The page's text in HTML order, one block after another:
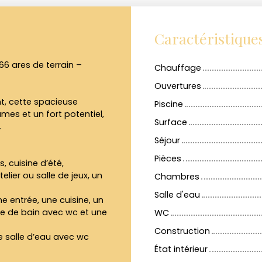
ares de terrain –
cette spacieuse
et un fort potentiel,
cuisine d’été,
ou salle de jeux, un
entrée, une cuisine, un
de bain avec wc et une
d’eau avec wc
Chauffage
Ouvertures
Piscine
Surface
Séjour
Pièces
Chambres
Salle d'eau
WC
Construction
État intérieur